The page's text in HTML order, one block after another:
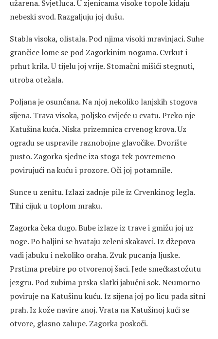
užarena. Svjetluca. U zjenicama visoke topole kidaju
nebeski svod. Razgaljuju joj dušu.
Stabla visoka, olistala. Pod njima visoki mravinjaci. Suhe
grančice lome se pod Zagorkinim nogama. Cvrkut i
prhut krila. U tijelu joj vrije. Stomačni mišići stegnuti,
utroba otežala.
Poljana je osunčana. Na njoj nekoliko lanjskih stogova
sijena. Trava visoka, poljsko cvijeće u cvatu. Preko nje
Katušina kuća. Niska prizemnica crvenog krova. Uz
ogradu se uspravile raznobojne glavočike. Dvorište
pusto. Zagorka sjedne iza stoga tek povremeno
povirujući na kuću i prozore. Oči joj potamnile.
Sunce u zenitu. Izlazi zadnje pile iz Crvenkinog legla.
Tihi cijuk u toplom mraku.
Zagorka čeka dugo. Bube izlaze iz trave i gmižu joj uz
noge. Po haljini se hvataju zeleni skakavci. Iz džepova
vadi jabuku i nekoliko oraha. Zvuk pucanja ljuske.
Prstima prebire po otvorenoj šaci. Jede smećkastožutu
jezgru. Pod zubima prska slatki jabučni sok. Neumorno
poviruje na Katušinu kuću. Iz sijena joj po licu pada sitni
prah. Iz kože navire znoj. Vrata na Katušinoj kući se
otvore, glasno zalupe. Zagorka poskoči.